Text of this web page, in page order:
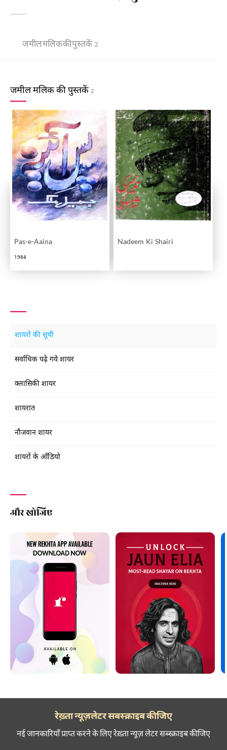
जमील मलिक की पुस्तकें 2
जमील मलिक की पुस्तकें 2
Pas-e-Aaina
1984
Nadeem Ki Shairi
शायरों की सूची
सर्वाधिक पढ़े गये शायर
क्लासिकी शायर
शायरात
नौजवान शायर
शायरों के ऑडियो
और खोजिए
रेख़्ता न्यूज़लेटर सबस्क्राइब कीजिए
नई जानकारियाँ प्राप्त करने के लिए रेख़्ता न्यूज़ लेटर सब्स्क्राइब कीजिए